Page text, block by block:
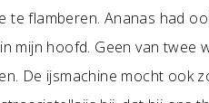
te flamberen. Ananas had
mijn hoofd. Geen van twee
De ijsmachine mocht ook